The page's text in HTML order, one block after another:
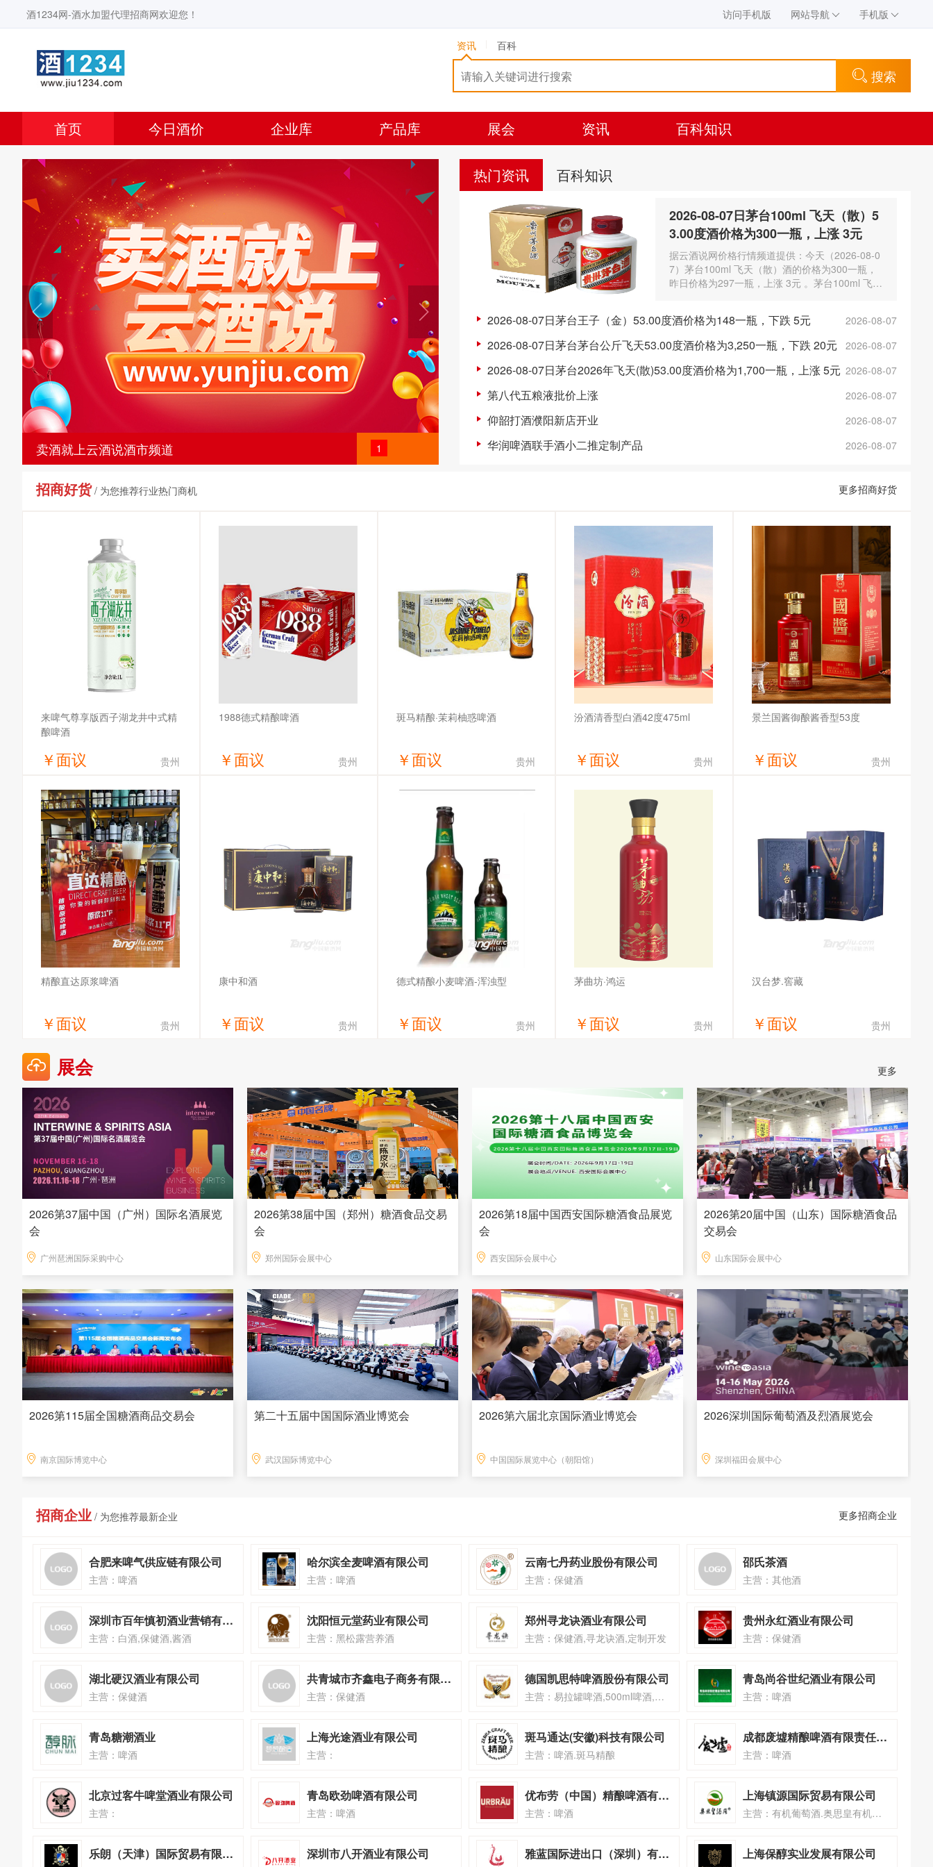
酒1234网-酒水加盟代理招商网欢迎您！ 访问手机版 网站导航 手机版
资讯 百科
搜索
首页 今日酒价 企业库 产品库 展会 资讯 百科知识
1
卖酒就上云酒说酒市频道
热门资讯 百科知识
2026-08-07日茅台100ml 飞天（散）5
3.00度酒价格为300一瓶，上涨 3元
据云酒说网价格行情频道提供：今天（2026-08-0
7）茅台100ml 飞天（散）酒的价格为300一瓶，
昨日价格为297一瓶，上涨 3元 。茅台100ml 飞天
2026-08-07
2026-08-07日茅台王子（金）53.00度酒价格为148一瓶，下跌 5元
2026-08-07
2026-08-07日茅台茅台公斤飞天53.00度酒价格为3,250一瓶，下跌 20元
2026-08-07
2026-08-07日茅台2026年飞天(散)53.00度酒价格为1,700一瓶，上涨 5元
2026-08-07
第八代五粮液批价上涨
2026-08-07
仰韶打酒濮阳新店开业
2026-08-07
华润啤酒联手酒小二推定制产品
招商好货/ 为您推荐行业热门商机 更多招商好货
来啤气尊享版西子湖龙井中式精
酿啤酒
￥面议 贵州
获取底价
合肥来啤气供应链有限公司
1988德式精酿啤酒
￥面议 贵州
斑马精酿·茉莉柚惑啤酒
￥面议 贵州
获取底价
斑马通达(安徽)科技有限公司
汾酒清香型白酒42度475ml
￥面议 贵州
获取底价
河南杯杯情酒业有限责任公司
景兰国酱御酿酱香型53度
￥面议 贵州
精酿直达原浆啤酒
￥面议 贵州
雪之淳（山东）酒业有限公司
康中和酒
￥面议 贵州
德式精酿小麦啤酒-浑浊型
￥面议 贵州
茅曲坊·鸿运
￥面议 贵州
司
汉台梦.窖藏
￥面议 贵州
展会 更多
2026第37届中国（广州）国际名酒展览
会
广州琶洲国际采购中心
2026第38届中国（郑州）糖酒食品交易
会
郑州国际会展中心
2026第18届中国西安国际糖酒食品展览
会
西安国际会展中心
2026第20届中国（山东）国际糖酒食品
交易会
山东国际会展中心
2026第115届全国糖酒商品交易会
南京国际博览中心
第二十五届中国国际酒业博览会
武汉国际博览中心
2026第六届北京国际酒业博览会
中国国际展览中心（朝阳馆）
2026深圳国际葡萄酒及烈酒展览会
深圳福田会展中心
招商企业 / 为您推荐最新企业 更多招商企业
合肥来啤气供应链有限公司
主营：啤酒
哈尔滨全麦啤酒有限公司
主营：啤酒
云南七丹药业股份有限公司
主营：保健酒
邵氏茶酒
主营：其他酒
深圳市百年慎初酒业营销有限公司
主营：白酒,保健酒,酱酒
沈阳恒元堂药业有限公司
主营：黑松露营养酒
郑州寻龙诀酒业有限公司
主营：保健酒,寻龙诀酒,定制开发
贵州永红酒业有限公司
主营：保健酒
湖北硬汉酒业有限公司
主营：保健酒
共青城市齐鑫电子商务有限公司
主营：保健酒
德国凯思特啤酒股份有限公司
主营：易拉罐啤酒,500ml啤酒,小支啤酒、夜场啤酒
青岛尚谷世纪酒业有限公司
主营：啤酒
青岛糖潮酒业
主营：啤酒
上海光途酒业有限公司
主营：
斑马通达(安徽)科技有限公司
主营：啤酒.斑马精酿
成都废墟精酿啤酒有限责任公司
主营：啤酒
北京过客牛啤堂酒业有限公司
主营：
青岛欧劲啤酒有限公司
主营：啤酒
优布劳（中国）精酿啤酒有限公司
主营：啤酒
上海镇源国际贸易有限公司
主营：有机葡萄酒.奥思皇有机葡萄酒.瓶瓶有机身份认证
乐朗（天津）国际贸易有限公司 深圳市八开酒业有限公司 雅蓝国际进出口（深圳）有限公司 上海保醇实业发展有限公司